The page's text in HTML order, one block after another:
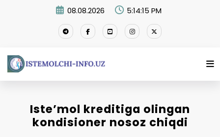
08.08.2026 5:14:15 PM
Iste’mol kreditiga olingan
kondisioner nosoz chiqdi